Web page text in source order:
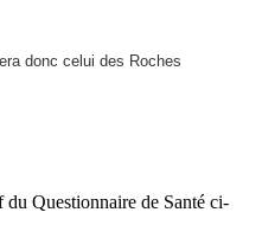
donc celui des Roches
Questionnaire de Santé ci-